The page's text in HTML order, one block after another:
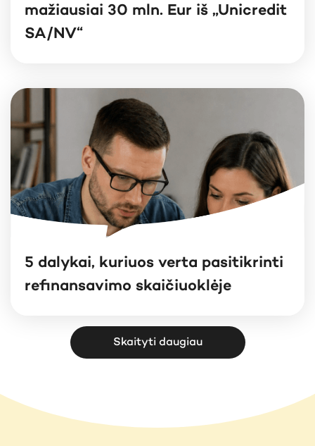
mažiausiai 30 mln. Eur iš „Unicredit
SA/NV“
5 dalykai, kuriuos verta pasitikrinti
refinansavimo skaičiuoklėje
Skaityti daugiau